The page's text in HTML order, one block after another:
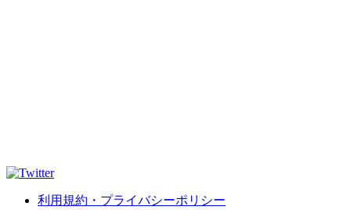
利用規約・プライバシーポリシー